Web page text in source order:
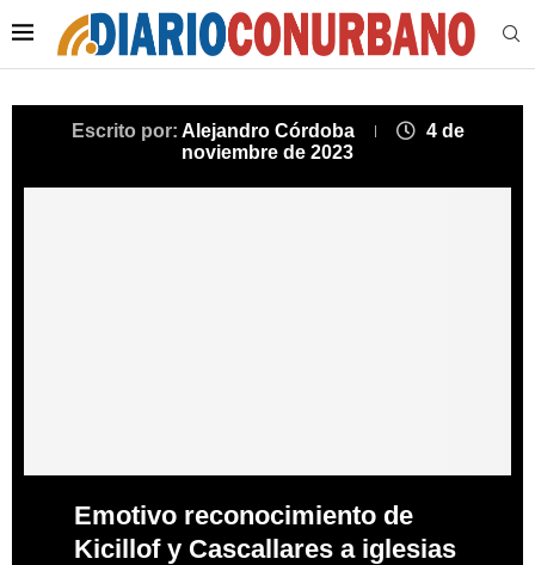
Escrito por: Alejandro Córdoba
4 de
noviembre de 2023
Emotivo reconocimiento de
Kicillof y Cascallares a iglesias